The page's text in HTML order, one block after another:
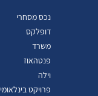
נכס מסחרי
דופלקס
משרד
פנטהאוז
וילה
פרויקט בינלאומי